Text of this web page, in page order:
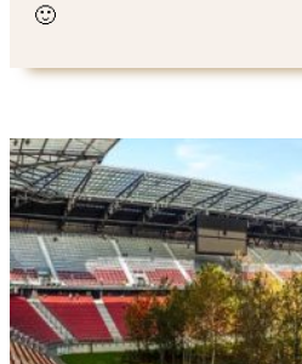
🙂